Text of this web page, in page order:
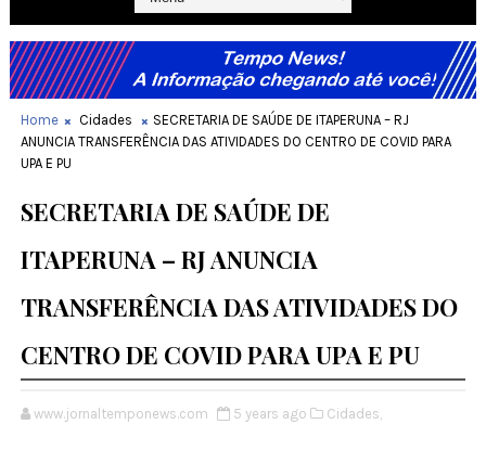
Home Cidades
SECRETARIA DE SAÚDE DE ITAPERUNA – RJ
ANUNCIA TRANSFERÊNCIA DAS ATIVIDADES DO CENTRO DE COVID PARA
UPA E PU
SECRETARIA DE SAÚDE DE
ITAPERUNA – RJ ANUNCIA
TRANSFERÊNCIA DAS ATIVIDADES DO
CENTRO DE COVID PARA UPA E PU
www.jornaltemponews.com 5 years ago Cidades,